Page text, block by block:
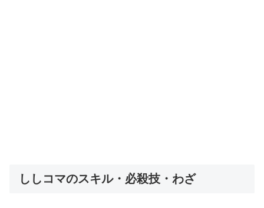
ししコマのスキル・必殺技・わざ